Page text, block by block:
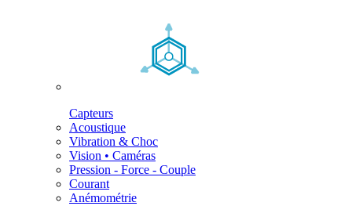
Capteurs
Acoustique
Vibration & Choc
Vision • Caméras
Pression - Force - Couple
Courant
Anémométrie